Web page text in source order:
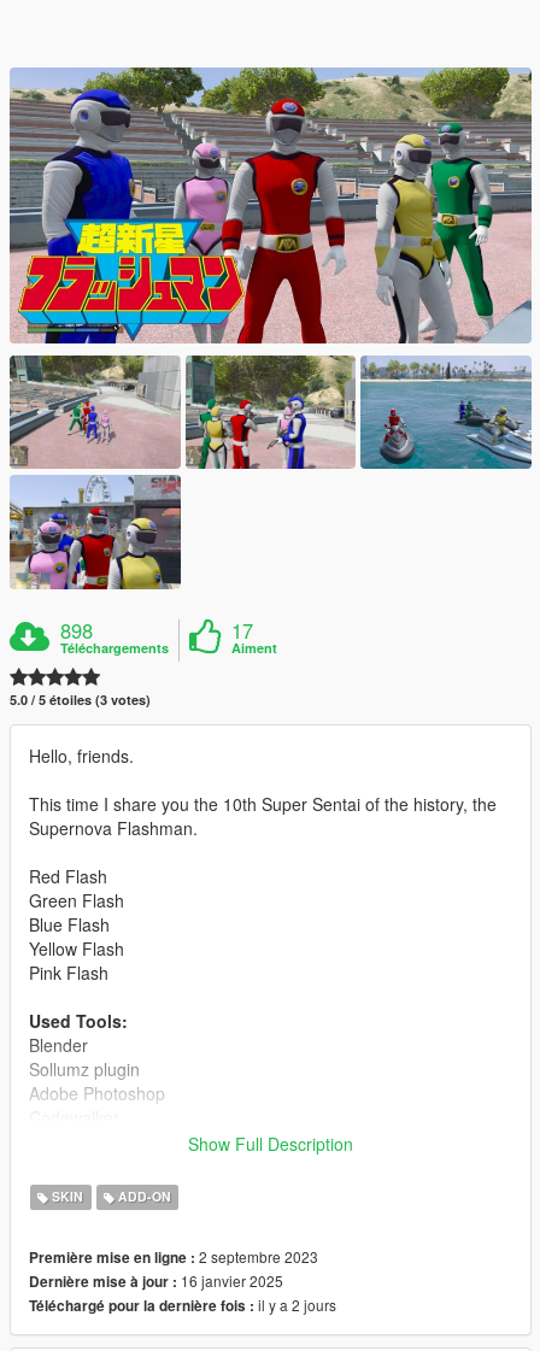
898
Téléchargements
17
Aiment
5.0 / 5 étoiles (3 votes)
Hello, friends.
This time I share you the 10th Super Sentai of the history, the
Supernova Flashman.
Red Flash
Green Flash
Blue Flash
Yellow Flash
Pink Flash
Used Tools:
Blender
Sollumz plugin
Adobe Photoshop
Model source:Made by me.
Useaddonpedsto install these peds.
Path location:
mods> udpdate> x64> dlcpacks> addonpeds> dlc.rpf>
Show Full Description
SKIN ADD-ON
Première mise en ligne : 2 septembre 2023
Dernière mise à jour : 16 janvier 2025
Téléchargé pour la dernière fois : il y a 2 jours